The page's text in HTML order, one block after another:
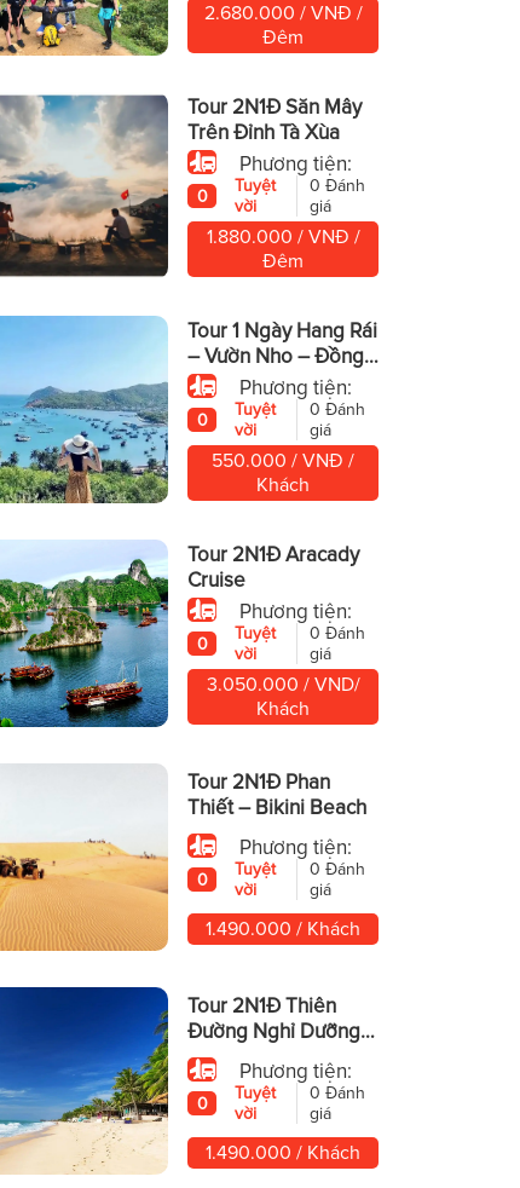
2.680.000 / VNĐ /
Đêm
Tour 2N1Đ Săn Mây
Trên Đỉnh Tà Xùa
Phương tiện:
0
Tuyệt
vời
0 Đánh
giá
1.880.000 / VNĐ /
Đêm
Tour 1 Ngày Hang Rái
– Vườn Nho – Đồng
Cừu
Phương tiện:
0
Tuyệt
vời
0 Đánh
giá
550.000 / VNĐ /
Khách
Tour 2N1Đ Aracady
Cruise
Phương tiện:
0
Tuyệt
vời
0 Đánh
giá
3.050.000 / VND/
Khách
Tour 2N1Đ Phan
Thiết – Bikini Beach
Phương tiện:
0
Tuyệt
vời
0 Đánh
giá
1.490.000 / Khách
Tour 2N1Đ Thiên
Đường Nghỉ Dưỡng
Phan Thiết – Mũi Né
Phương tiện:
0
Tuyệt
vời
0 Đánh
giá
1.490.000 / Khách